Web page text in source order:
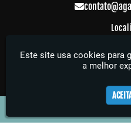
R. Acre, 229 - Vila
CEP:
Agari Drinks - Sua
Este site usa cookies para
a melhor